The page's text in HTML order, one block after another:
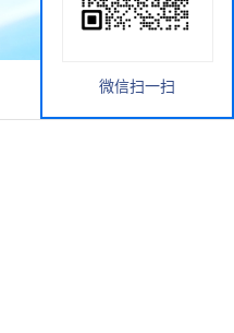
微信扫一扫